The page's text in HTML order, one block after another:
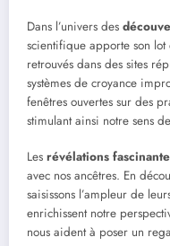
Dans l’univers des
scientifique apporte son lot
retrouvés dans des sites
systèmes de croyance
fenêtres ouvertes sur des
stimulant ainsi notre sens
Les révélations
avec nos ancêtres. En
saisissons l’ampleur de
enrichissent notre
nous aident à poser un